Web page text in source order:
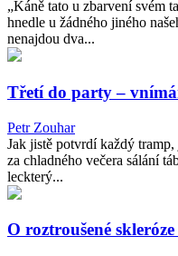
„Káně tato u zbarvení svém
hnedle u žádného jiného
nenajdou dva...
Třetí do party –
Petr Zouhar
Jak jistě potvrdí každý
za chladného večera sálání
leckterý...
O roztroušené